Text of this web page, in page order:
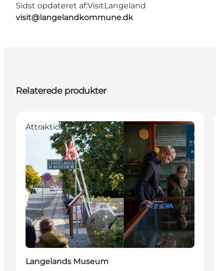
Sidst opdateret af:VisitLangeland
visit@langelandkommune.dk
Relaterede produkter
Attraktioner
Langelands Museum